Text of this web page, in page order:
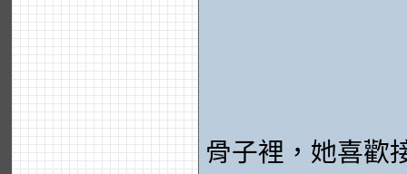
骨子裡，她喜歡